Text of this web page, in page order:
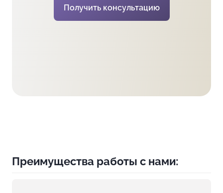
Получить консультацию
Преимущества работы с нами: